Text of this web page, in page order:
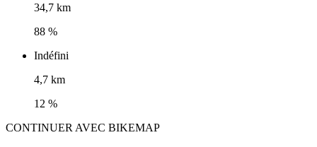
34,7 km
88 %
Indéfini
4,7 km
12 %
CONTINUER AVEC BIKEMAP